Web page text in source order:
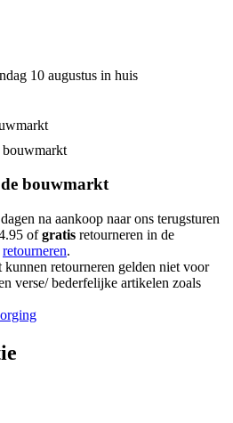
10 augustus in huis
bouwmarkt
bouwmarkt
na aankoop naar ons terugsturen
ofgratis retourneren in de
retourneren.
retourneren gelden niet voor
verse/ bederfelijke artikelen zoals